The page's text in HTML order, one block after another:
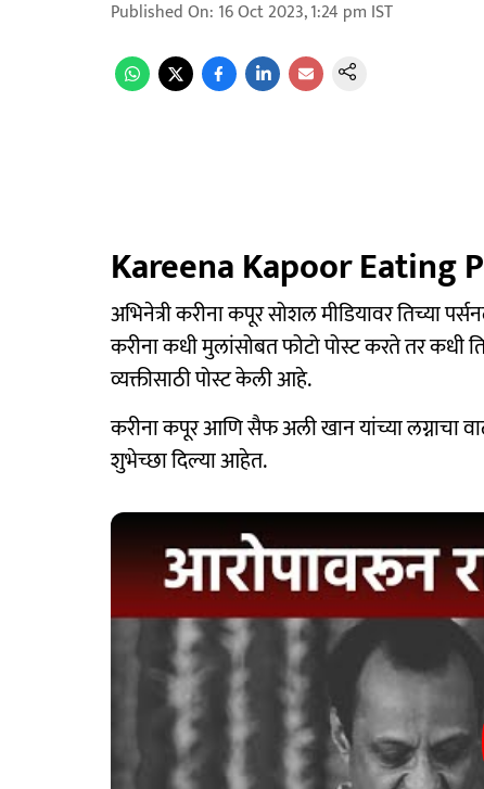
Published On: 16 Oct 2023, 1:24 pm IST
Kareena Kapoor Eating
अभिनेत्री करीना कपूर सोशल मीडियावर
करीना कधी मुलांसोबत फोटो पोस्ट करते तर कधी
व्यक्तीसाठी पोस्ट केली आहे.
करीना कपूर आणि सैफ अली खान यांच्या लग्नाचा
शुभेच्छा दिल्या आहेत.